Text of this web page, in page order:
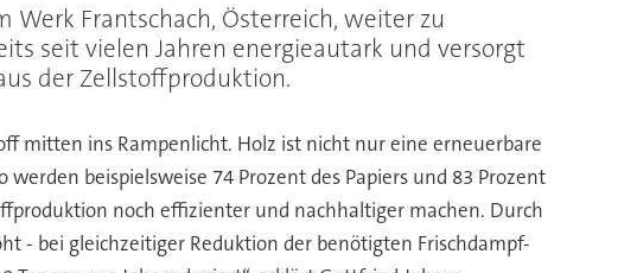
Frantschach, Österreich, weiter zu
seit vielen Jahren energieautark und versorgt
der Zellstoffproduktion.
mitten ins Rampenlicht. Holz ist nicht nur eine erneuerbare
beispielsweise 74 Prozent des Papiers und 83 Prozent
noch effizienter und nachhaltiger machen. Durch
- bei gleichzeitiger Reduktion der benötigten Frischdampf-